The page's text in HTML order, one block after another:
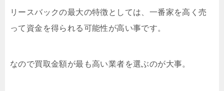
リースバックの最大の特徴としては、一番家を高く売
って資金を得られる可能性が高い事です。
なので買取金額が最も高い業者を選ぶのが大事。